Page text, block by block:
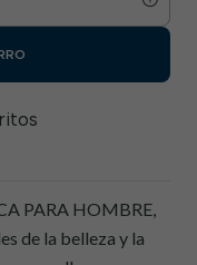
PARA HOMBRE,
de la belleza y la